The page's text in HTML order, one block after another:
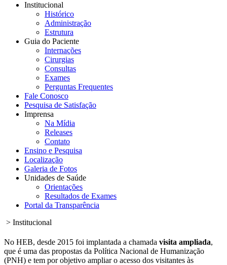
Institucional
Histórico
Administração
Estrutura
Guia do Paciente
Internações
Cirurgias
Consultas
Exames
Perguntas Frequentes
Fale Conosco
Pesquisa de Satisfação
Imprensa
Na Mídia
Releases
Contato
Ensino e Pesquisa
Localização
Galeria de Fotos
Unidades de Saúde
Orientações
Resultados de Exames
Portal da Transparência
> Institucional
No HEB, desde 2015 foi implantada a chamada visita ampliada,
que é uma das propostas da Política Nacional de Humanização
(PNH) e tem por objetivo ampliar o acesso dos visitantes às